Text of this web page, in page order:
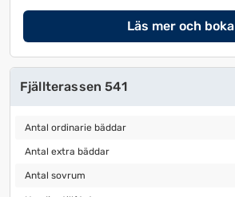
Läs mer och boka
Fjällterassen 541
Antal ordinarie bäddar
Antal ordinarie bäddar
Antal extra bäddar
Antal extra bäddar
Antal sovrum
Antal sovrum